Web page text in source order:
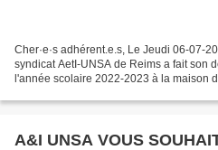
Cher·e·s adhérent.e.s, Le Jeudi 06-07-
syndicat AetI-UNSA de Reims a fait son
l'année scolaire 2022-2023 à la maison
A&I UNSA VOUS